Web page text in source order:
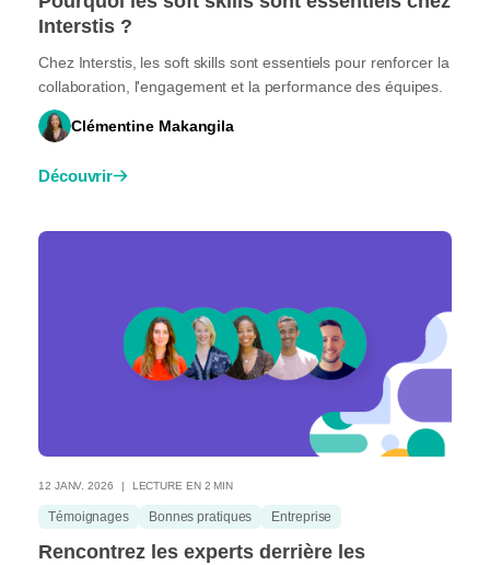
Interstis ?
Chez Interstis, les soft skills sont essentiels pour renforcer la
collaboration, l'engagement et la performance des équipes.
Clémentine Makangila
Découvrir
12 JANV. 2026 LECTURE EN 2 MIN
Témoignages Bonnes pratiques Entreprise
Rencontrez les experts derrière les